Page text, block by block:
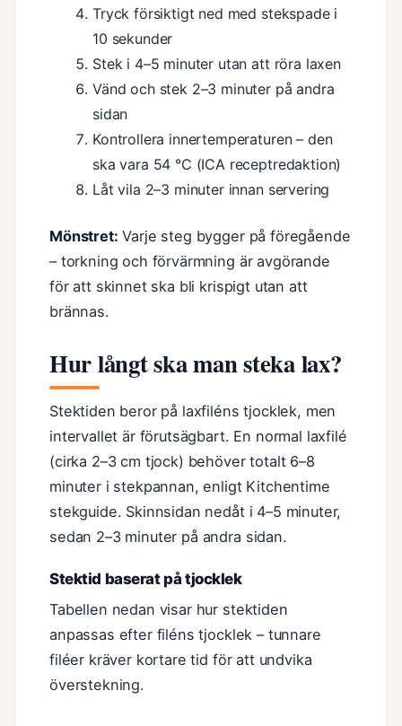
Tryck försiktigt ned med stekspade i
10 sekunder
Stek i 4–5 minuter utan att röra laxen
Vänd och stek 2–3 minuter på andra
sidan
Kontrollera innertemperaturen – den
ska vara 54 °C (ICA receptredaktion)
Låt vila 2–3 minuter innan servering
Mönstret: Varje steg bygger på föregående
– torkning och förvärmning är avgörande
för att skinnet ska bli krispigt utan att
brännas.
Hur långt ska man steka lax?
Stektiden beror på laxfiléns tjocklek, men
intervallet är förutsägbart. En normal laxfilé
(cirka 2–3 cm tjock) behöver totalt 6–8
minuter i stekpannan, enligt Kitchentime
stekguide. Skinnsidan nedåt i 4–5 minuter,
sedan 2–3 minuter på andra sidan.
Stektid baserat på tjocklek
Tabellen nedan visar hur stektiden
anpassas efter filéns tjocklek – tunnare
filéer kräver kortare tid för att undvika
överstekning.